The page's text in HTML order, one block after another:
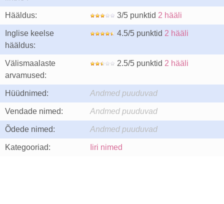
Hääldus: 3/5 punktid 2 hääli
Inglise keelse
hääldus:
4.5/5 punktid 2 hääli
Välismaalaste
arvamused:
2.5/5 punktid 2 hääli
Hüüdnimed: Andmed puuduvad
Vendade nimed: Andmed puuduvad
Õdede nimed: Andmed puuduvad
Kategooriad: Iiri nimed